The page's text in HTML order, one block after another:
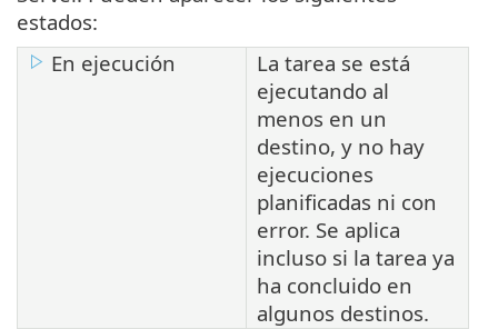
estados:
En ejecución
La tarea se está
ejecutando al
menos en un
destino, y no hay
ejecuciones
planificadas ni con
error. Se aplica
incluso si la tarea ya
ha concluido en
algunos destinos.